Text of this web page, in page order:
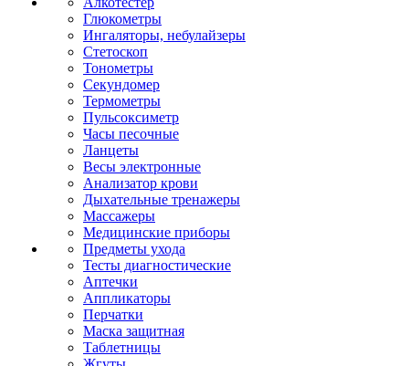
Глюкометры
Ингаляторы, небулайзеры
Стетоскоп
Тонометры
Секундомер
Термометры
Пульсоксиметр
Часы песочные
Ланцеты
Весы электронные
Анализатор крови
Дыхательные тренажеры
Массажеры
Медицинские приборы
Предметы ухода
Тесты диагностические
Аптечки
Аппликаторы
Перчатки
Маска защитная
Таблетницы